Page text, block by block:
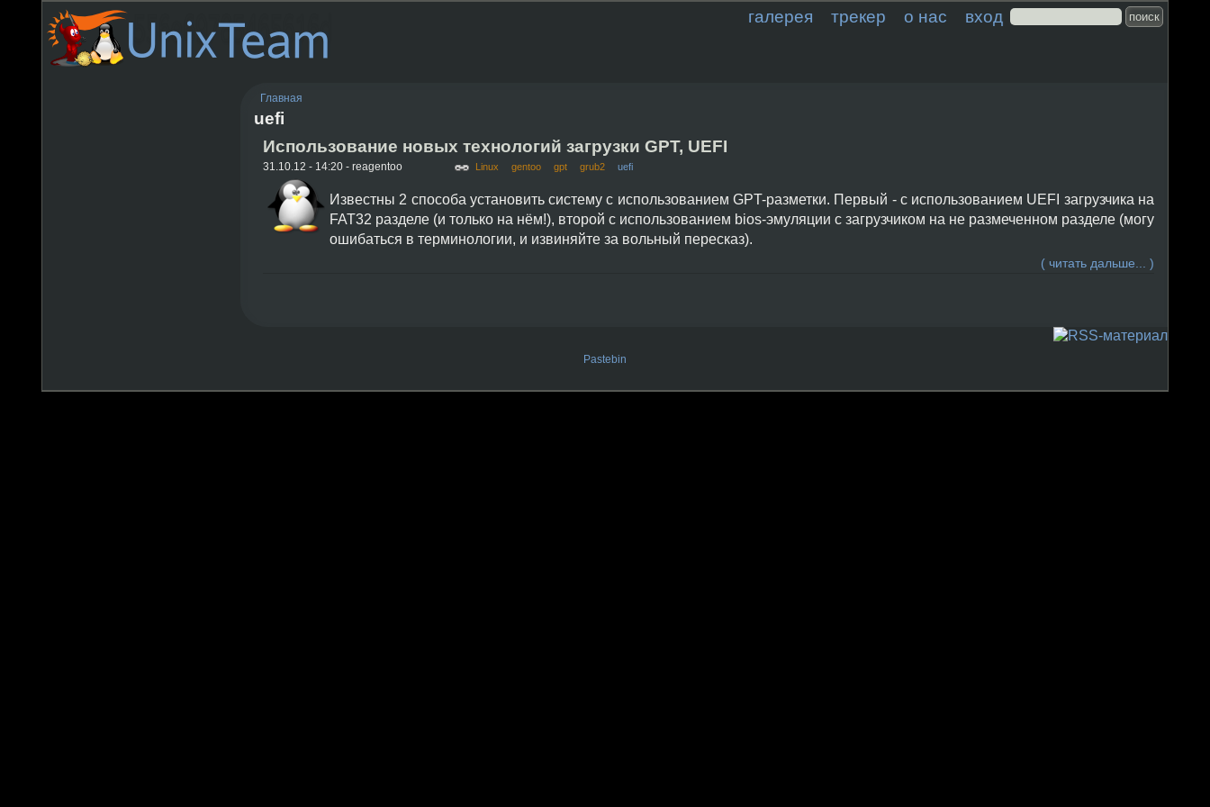
галерея трекер о нас вход
Главная
uefi
Использование новых технологий загрузки GPT, UEFI
31.10.12 - 14:20 - reagentoo Linux gentoo gpt grub2 uefi
Известны 2 способа установить систему с использованием GPT-разметки. Первый - с использованием UEFI загрузчика на
FAT32 разделе (и только на нём!), второй с использованием bios-эмуляции с загрузчиком на не размеченном разделе (могу
ошибаться в терминологии, и извиняйте за вольный пересказ).
( читать дальше... )
Pastebin